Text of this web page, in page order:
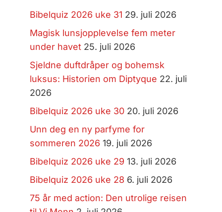
Bibelquiz 2026 uke 31 29. juli 2026
Magisk lunsjopplevelse fem meter
under havet 25. juli 2026
Sjeldne duftdråper og bohemsk
luksus: Historien om Diptyque 22. juli
2026
Bibelquiz 2026 uke 30 20. juli 2026
Unn deg en ny parfyme for
sommeren 2026 19. juli 2026
Bibelquiz 2026 uke 29 13. juli 2026
Bibelquiz 2026 uke 28 6. juli 2026
75 år med action: Den utrolige reisen